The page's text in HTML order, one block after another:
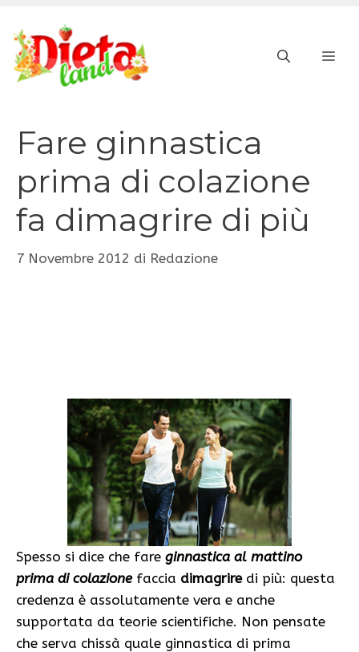
contenuto
Fare ginnastica
prima di colazione
fa dimagrire di più
7 Novembre 2012 di Redazione
Spesso si dice che fare ginnastica al mattino
prima di colazionefaccia dimagriredi più: questa
credenza è assolutamente vera e anche
supportata da teorie scientifiche. Non pensate
che serva chissà quale ginnastica di prima